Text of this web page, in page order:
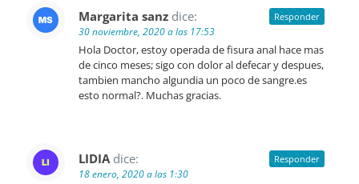
Margarita sanz dice:
30 noviembre, 2020 a las 17:53
Hola Doctor, estoy operada de fisura anal hace mas
de cinco meses; sigo con dolor al defecar y despues,
tambien mancho algundia un poco de sangre.es
esto normal?. Muchas gracias.
Responder
LIDIA dice:
18 enero, 2020 a las 1:30
Responder